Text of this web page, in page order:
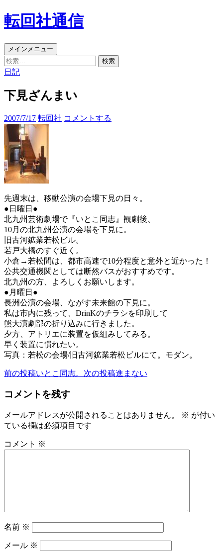
コ
ン
ン
ツ
へ
ス
キ
ッ
転回社通信
検
索
メインメニュー
検
索:
日記
下見ざんまい
2007/7/17 転回社 コメントする
先週末は、移動公演の会場下見の日々。
●日曜日●
北九州芸術劇場で『いとこ同志』観劇後、
10月の北九州公演の会場を下見に。
旧古河鉱業若松ビル。
若戸大橋のすぐ近く。
小倉→若松間は、都市高速で10分程度と意外と近かった！
公共交通機関としては断然バスがおすすめです。
北九州の方、よろしくお願いします。
●月曜日●
長洲公演の会場、ながす未来館の下見に。
私は市内に残って、DrinKのチラシを印刷して
熊大演劇部の折り込みに行きました。
夕方、アトリエに装置を仮組みしてみる。
早く装置に慣れたい。
写真：若松の会場/旧古河鉱業若松ビルにて。モダン。
投
稿
ビ
ゲ
前の投稿いとこ同志。 次の投稿進まない
コメントを残す
メールアドレスが公開されることはありません。 ※ が付い
ている欄は必須項目です
コメント ※
名前 ※
メール ※